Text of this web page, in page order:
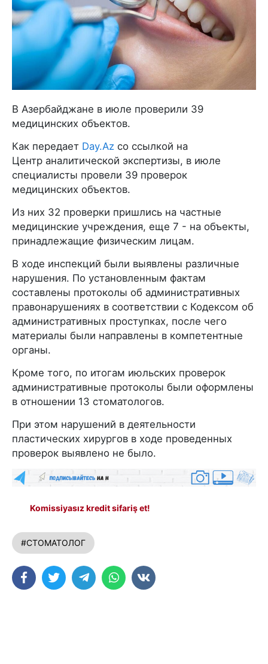
В Азербайджане в июле проверили 39
медицинских объектов.
Как передает Day.Az со ссылкой на
Центр аналитической экспертизы, в июле
специалисты провели 39 проверок
медицинских объектов.
Из них 32 проверки пришлись на частные
медицинские учреждения, еще 7 - на объекты,
принадлежащие физическим лицам.
В ходе инспекций были выявлены различные
нарушения. По установленным фактам
составлены протоколы об административных
правонарушениях в соответствии с Кодексом об
административных проступках, после чего
материалы были направлены в компетентные
органы.
Кроме того, по итогам июльских проверок
административные протоколы были оформлены
в отношении 13 стоматологов.
При этом нарушений в деятельности
пластических хирургов в ходе проведенных
проверок выявлено не было.
Komissiyasız kredit sifariş et!
#СТОМАТОЛОГ